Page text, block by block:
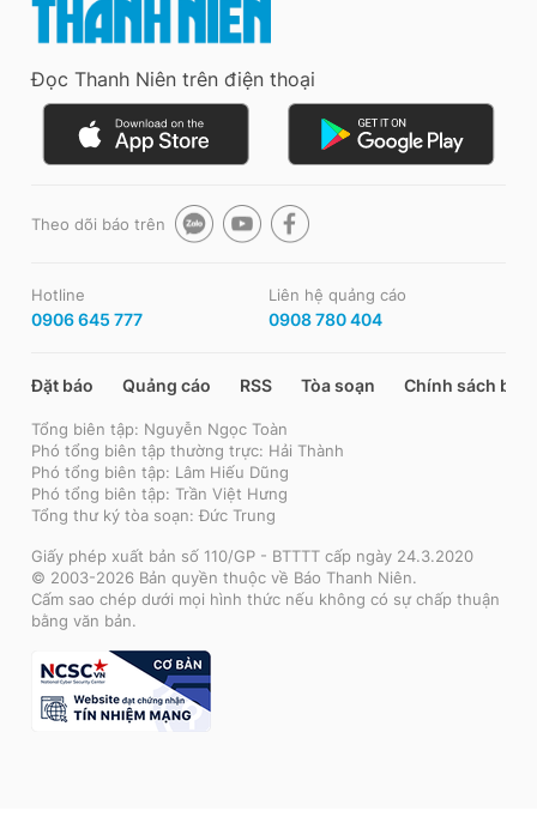
Đọc Thanh Niên trên điện thoại
Theo dõi báo trên
Hotline
0906 645 777
Liên hệ quảng cáo
0908 780 404
Đặt báo Quảng cáo RSS Tòa soạn Chính sách bảo
Tổng biên tập: Nguyễn Ngọc Toàn
Phó tổng biên tập thường trực: Hải Thành
Phó tổng biên tập: Lâm Hiếu Dũng
Phó tổng biên tập: Trần Việt Hưng
Tổng thư ký tòa soạn: Đức Trung
Giấy phép xuất bản số 110/GP - BTTTT cấp ngày 24.3.2020
© 2003-2026 Bản quyền thuộc về Báo Thanh Niên.
Cấm sao chép dưới mọi hình thức nếu không có sự chấp thuận
bằng văn bản.